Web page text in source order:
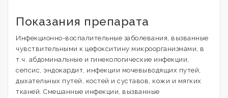
Показания препарата
Инфекционно-воспалительные заболевания, вызванные
чувствительными к цефокситину микроорганизмами, в
т.ч. абдоминальные и гинекологические инфекции,
сепсис, эндокардит, инфекции мочевыводящих путей,
дыхательных путей, костей и суставов, кожи и мягких
тканей. Смешанные инфекции, вызванные